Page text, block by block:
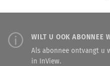
WILT U OOK ABONNEE
Als abonnee ontvangt u
in InView.